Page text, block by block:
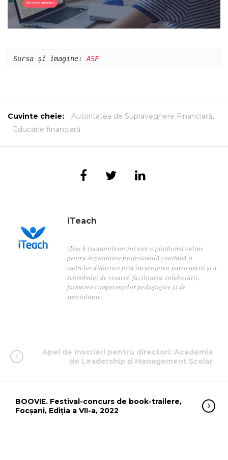
Sursa și imagine: ASF
Cuvinte cheie: Autoritatea de Supraveghere Financiară,
Educație financiară
iTeach
iTeach (suntprofesor.ro) este o platformă online
pentru dezvoltarea profesională continuă a
cadrelor didactice prin încurajarea participării și a
schimbului de resurse, facilitarea colaborării,
formarea competențelor pedagogice și de
specialitate.
Apel de înscrieri pentru directori: Academia
de Leadership și Management Școlar
BOOVIE. Festival-concurs de book-trailere,
Focșani, Ediția a VII-a, 2022